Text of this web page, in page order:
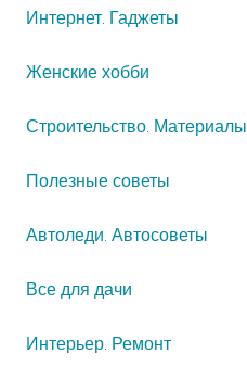
Интернет. Гаджеты
Женские хобби
Строительство. Материалы
Полезные советы
Автоледи. Автосоветы
Все для дачи
Интерьер. Ремонт